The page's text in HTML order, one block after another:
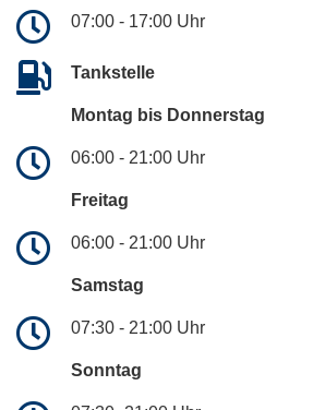
07:00 - 17:00 Uhr
Tankstelle
Montag bis Donnerstag
06:00 - 21:00 Uhr
Freitag
06:00 - 21:00 Uhr
Samstag
07:30 - 21:00 Uhr
Sonntag